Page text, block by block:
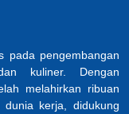
pada pengembangan
kuliner. Dengan
melahirkan ribuan
kerja, didukung